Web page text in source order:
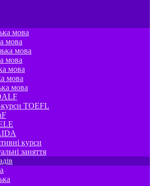
мова
мова
мова
мова
мова
мова
мова
TOEFL
курси
заняття